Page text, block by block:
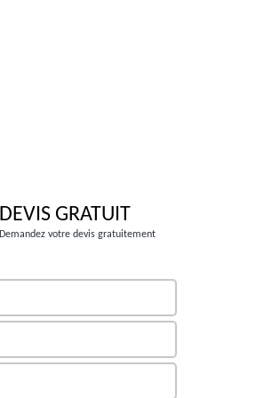
DEVIS GRATUIT
Demandez votre devis gratuitement